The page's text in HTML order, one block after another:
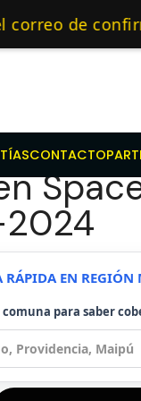
CONTACTO
de 24 hrs hábiles.
Original
🚚
RÁPIDA EN
comuna para saber